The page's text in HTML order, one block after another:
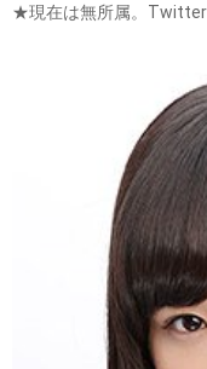
★現在は無所属。Twitter